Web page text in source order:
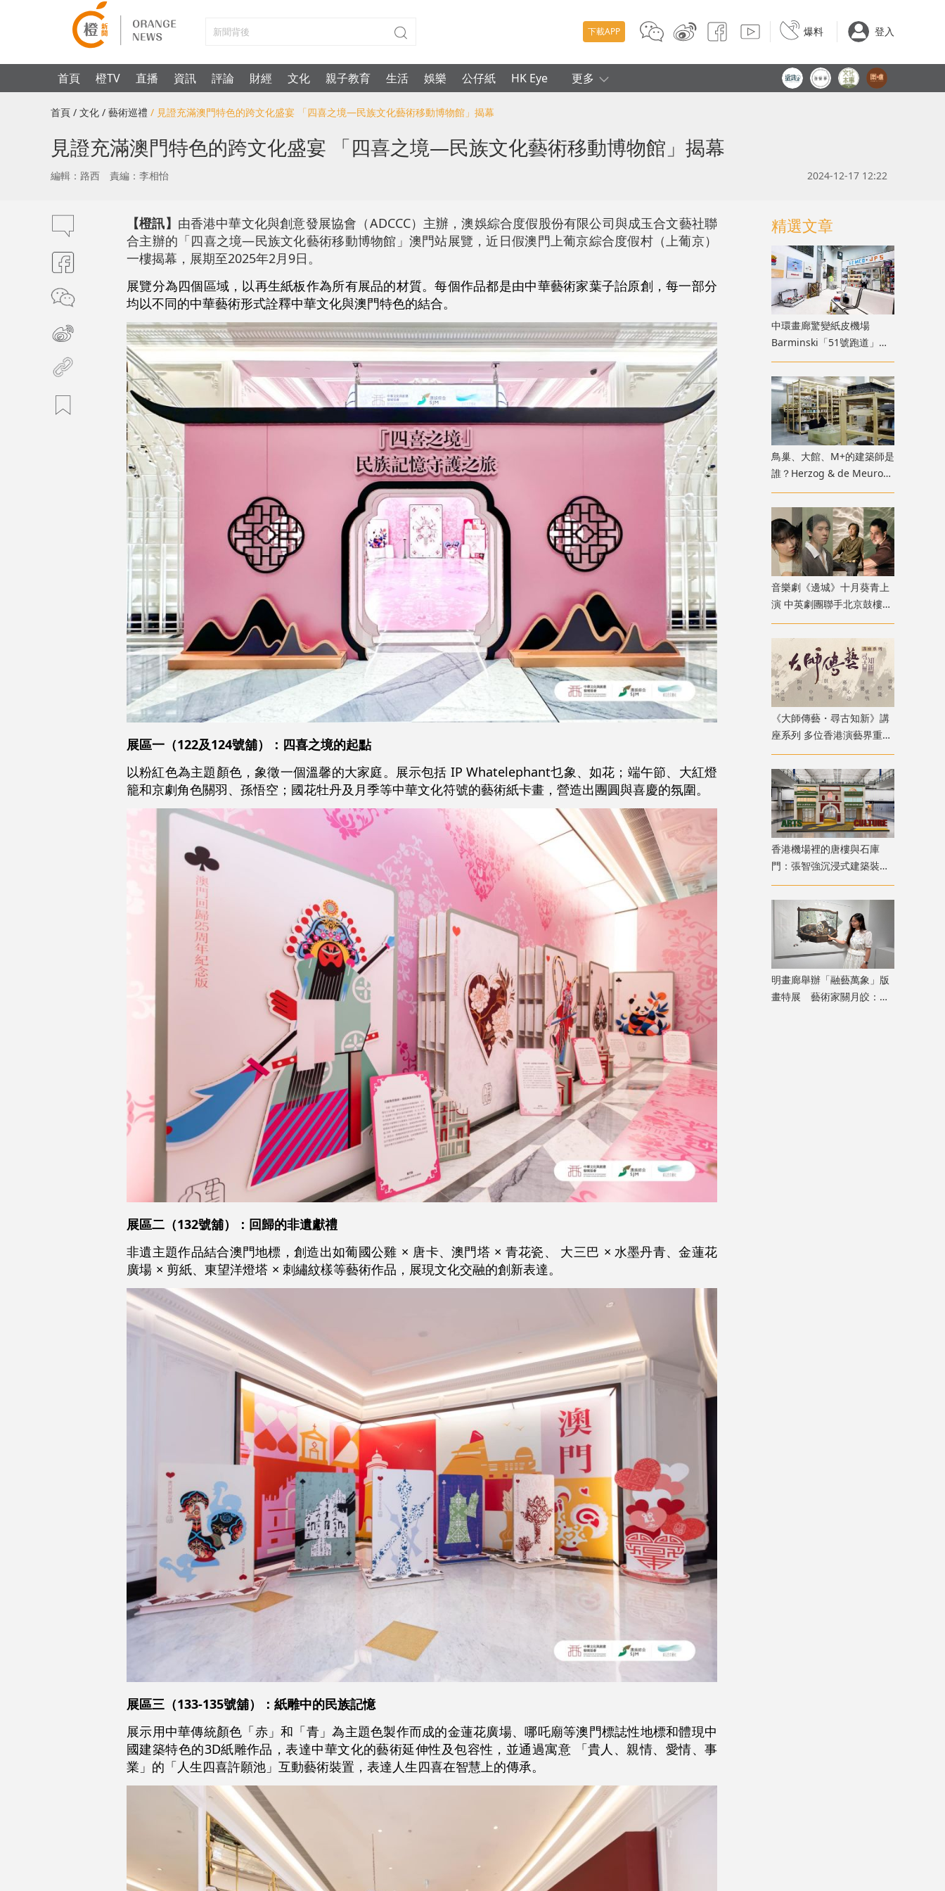
下載APP 爆料 登入
首頁 橙TV 直播 資訊 評論 財經 文化 親子教育 生活 娛樂 公仔紙 HK Eye 更多
首頁 / 文化 / 藝術巡禮 / 見證充滿澳門特色的跨文化盛宴 「四喜之境—民族文化藝術移動博物館」揭幕
見證充滿澳門特色的跨文化盛宴 「四喜之境—民族文化藝術移動博物館」揭幕
編輯：路西 責編：李相怡 2024-12-17 12:22
【橙訊】 由香港中華文化與創意發展協會（ADCCC）主辦，澳娛綜合度假股份有限公司與成玉合文藝社聯
合主辦的「四喜之境—民族文化藝術移動博物館」澳門站展覽，近日假澳門上葡京綜合度假村（上葡京）
一樓揭幕，展期至2025年2月9日。
展覽分為四個區域，以再生紙板作為所有展品的材質。每個作品都是由中華藝術家葉子詒原創，每一部分
均以不同的中華藝術形式詮釋中華文化與澳門特色的結合。
展區一（122及124號舖）：四喜之境的起點
以粉紅色為主題顏色，象徵一個溫馨的大家庭。展示包括 IP Whatelephant乜象、如花；端午節、大紅燈
籠和京劇角色關羽、孫悟空；國花牡丹及月季等中華文化符號的藝術紙卡畫，營造出團圓與喜慶的氛圍。
展區二（132號舖）：回歸的非遺獻禮
非遺主題作品結合澳門地標，創造出如葡國公雞 × 唐卡、澳門塔 × 青花瓷、 大三巴 × 水墨丹青、金蓮花
廣場 × 剪紙、東望洋燈塔 × 刺繡紋樣等藝術作品，展現文化交融的創新表達。
展區三（133-135號舖）：紙雕中的民族記憶
展示用中華傳統顏色「赤」和「青」為主題色製作而成的金蓮花廣場、哪吒廟等澳門標誌性地標和體現中
國建築特色的3D紙雕作品，表達中華文化的藝術延伸性及包容性，並通過寓意 「貴人、親情、愛情、事
業」的「人生四喜許願池」互動藝術裝置，表達人生四喜在智慧上的傳承。
精選文章
中環畫廊驚變紙皮機場
Barminski「51號跑道」用
紙箱建造星際航廈
鳥巢、大館、M+的建築師是
誰？Herzog & de Meuron
展覽9月M+揭開創作過程
音樂劇《邊城》十月葵青上
演 中英劇團聯手北京鼓樓西
戲劇 演繹湘西純美與遺憾
《大師傳藝・尋古知新》講
座系列 多位香港演藝界重量
級嘉賓登場
香港機場裡的唐樓與石庫
門：張智強沉浸式建築裝置
重構港滬記憶
明畫廊舉辦「融藝萬象」版
畫特展 藝術家關月皎：從